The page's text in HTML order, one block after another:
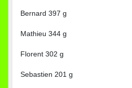
Bernard 397 g
Mathieu 344 g
Florent 302 g
Sebastien 201 g